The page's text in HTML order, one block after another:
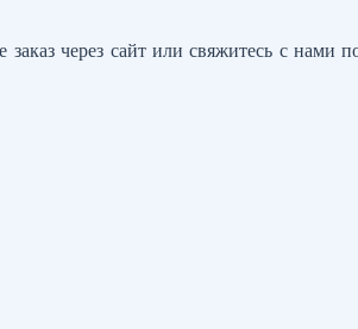
через сайт или свяжитесь с нами